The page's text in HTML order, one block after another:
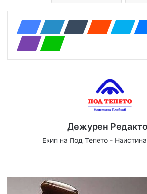
Дежурен
Екип на Под Тепето -